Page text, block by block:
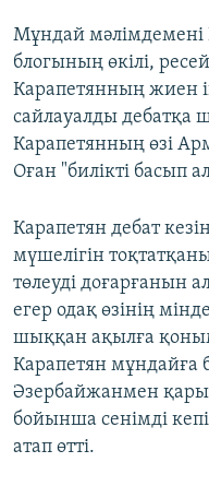
Мұндай
блогының өкілі,
Карапетянның жиен
сайлауалды дебатқа
Карапетянның өзі
Оған "билікті басып
Карапетян дебат
мүшелігін
төлеуді доғарғанын
егер одақ өзінің
шыққан ақылға
Карапетян мұндайға
Әзербайжанмен
бойынша сенімді
атап өтті.